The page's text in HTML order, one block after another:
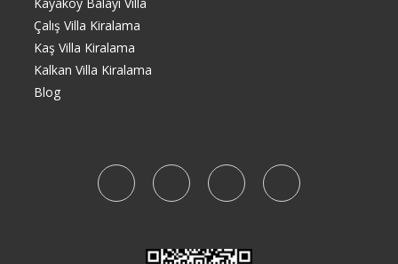
Çalış Villa Kiralama
Kaş Villa Kiralama
Kalkan Villa Kiralama
Blog